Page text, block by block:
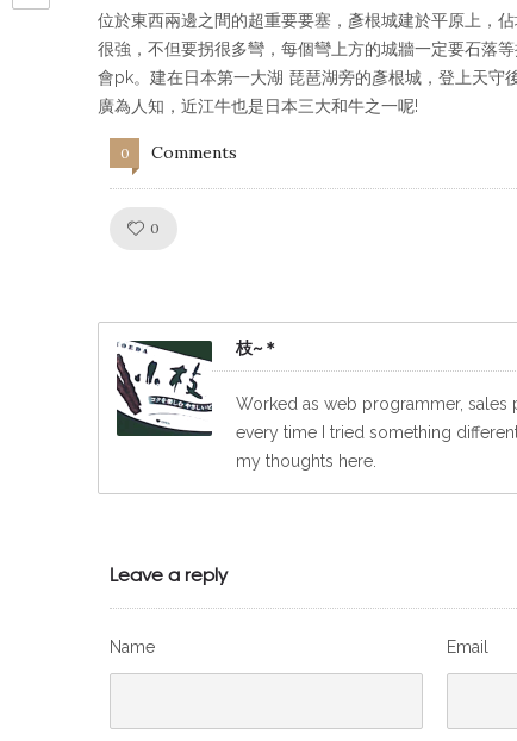
位於東西兩邊之間的超重要要塞，彥根城建於平原上，
很強，不但要拐很多彎，每個彎上方的城牆一定要石落
會pk。建在日本第一大湖 琵琶湖旁的彥根城，登上天守
廣為人知，近江牛也是日本三大和牛之一呢!
0 Comments
0
枝~＊
Worked as web programmer, sales
every time I tried something
my thoughts here.
Leave a reply
Name Email